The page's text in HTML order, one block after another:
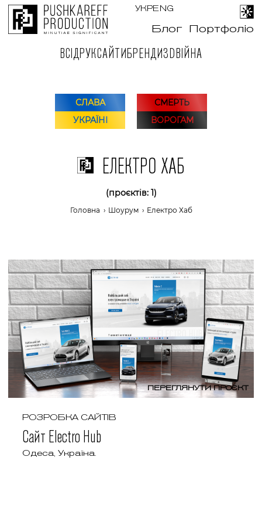
УКРENG
Блог Портфоліо
ВСІДРУКСАЙТИБРЕНДИ3DВІЙНА
СЛАВА
УКРАЇНІ
СМЕРТЬ
ВОРОГАМ
ЕЛЕКТРО ХАБ
(проєктів: 1)
Головна › Шоурум› Електро Хаб
ПЕРЕГЛЯНУТИ ПРОЄКТ
РОЗРОБКА САЙТІВ
Сайт Electro Hub
Одеса, Україна.